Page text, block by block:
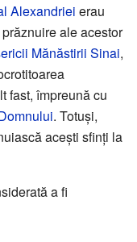
Alexandriei erau
ale acestor
Mănăstirii Sinai,
fast, împreună cu
. Totuși,
acești sfinți la
a fi